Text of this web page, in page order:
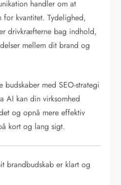
handler om at
for kvantitet. Tydelighed,
drivkræfterne bag indhold,
mellem dit brand og
budskaber med SEO-strategi
AI kan din virksomhed
og opnå mere effektiv
kort og lang sigt.
brandbudskab er klart og